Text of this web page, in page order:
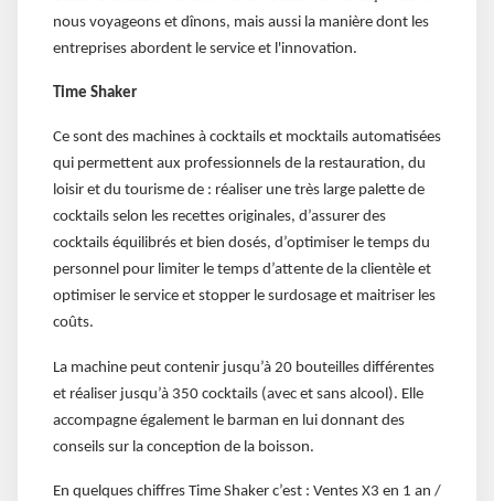
nous voyageons et dînons, mais aussi la manière dont les
entreprises abordent le service et l'innovation.
Time Shaker
Ce sont des machines à cocktails et mocktails automatisées
qui permettent aux professionnels de la restauration, du
loisir et du tourisme de : réaliser une très large palette de
cocktails selon les recettes originales, d’assurer des
cocktails équilibrés et bien dosés, d’optimiser le temps du
personnel pour limiter le temps d’attente de la clientèle et
optimiser le service et stopper le surdosage et maitriser les
coûts.
La machine peut contenir jusqu’à 20 bouteilles différentes
et réaliser jusqu’à 350 cocktails (avec et sans alcool). Elle
accompagne également le barman en lui donnant des
conseils sur la conception de la boisson.
En quelques chiffres Time Shaker c’est : Ventes X3 en 1 an /